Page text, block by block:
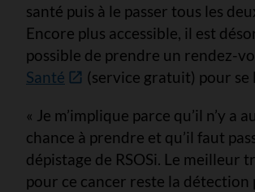
santé puis à le passer tous les
Encore plus accessible, il est
possible de prendre un rendez-
Santé
(service gratuit) pour se
« Je m’implique parce qu’il n’y a
chance à prendre et qu’il faut
dépistage de RSOSi. Le meilleur
pour ce cancer reste la détection